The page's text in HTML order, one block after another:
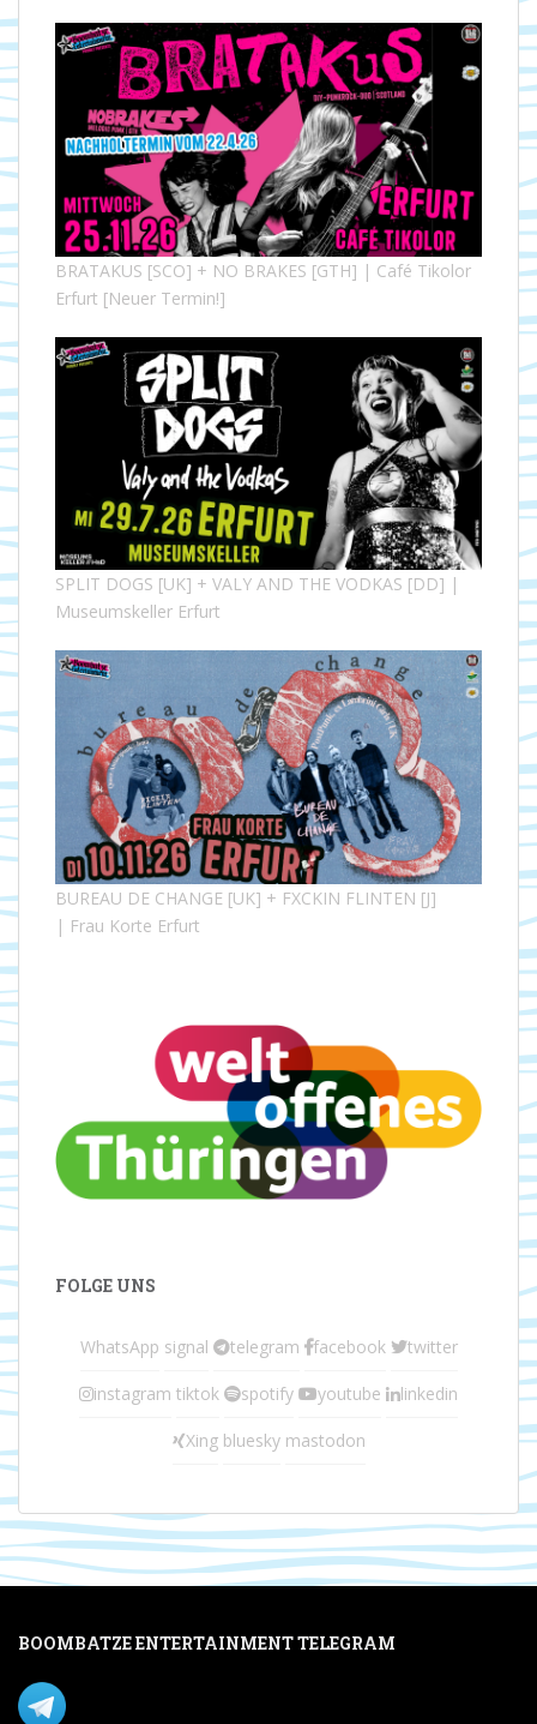
BRATAKUS [SCO] + NO BRAKES [GTH] | Café Tikolor
Erfurt [Neuer Termin!]
SPLIT DOGS [UK] + VALY AND THE VODKAS [DD] |
Museumskeller Erfurt
BUREAU DE CHANGE [UK] + FXCKIN FLINTEN [J]
| Frau Korte Erfurt
FOLGE UNS
WhatsApp signal telegram facebook twitter
instagram tiktok spotify youtube linkedin
Xing bluesky mastodon
BOOMBATZE ENTERTAINMENT TELEGRAM